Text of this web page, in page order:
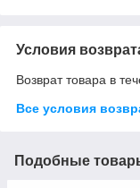
Условия
Возврат товара в
Все условия
Подобные